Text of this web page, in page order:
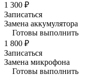
1 300 ₽
Записаться
Замена аккумулятора
Готовы выполнить
1 800 ₽
Записаться
Замена микрофона
Готовы выполнить